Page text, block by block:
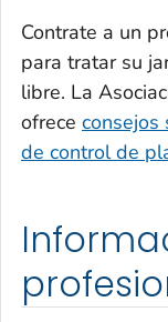
Contrate a un
para tratar su
libre. La
ofrece consejos
de control de